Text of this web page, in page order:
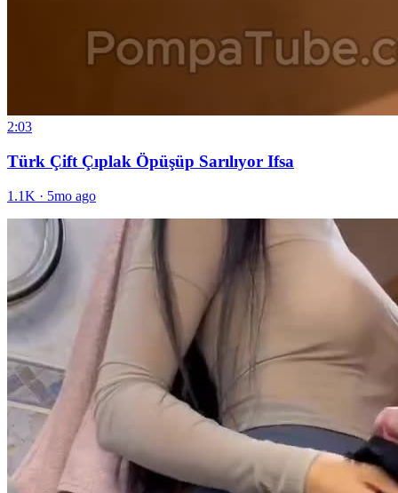
2:03
Türk Çift Çıplak Öpüşüp Sarılıyor Ifsa
1.1K · 5mo ago